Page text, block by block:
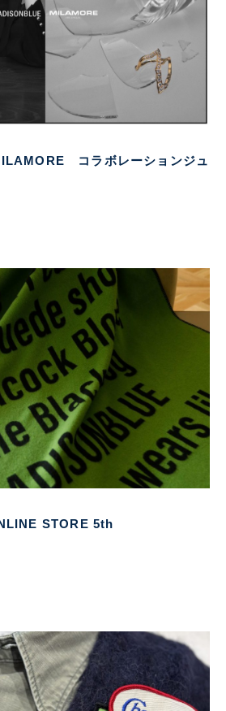
コラボレーションジュ
STORE 5th